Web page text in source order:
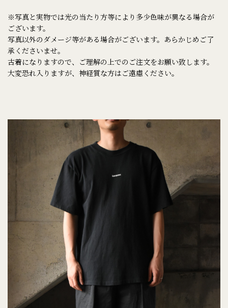
※写真と実物では光の当たり方等により多少色味が異なる場合が
ございます。
写真以外のダメージ等がある場合がございます。あらかじめご了
承くださいませ。
古着になりますので、ご理解の上でのご注文をお願い致します。
大変恐れ入りますが、神経質な方はご遠慮ください。